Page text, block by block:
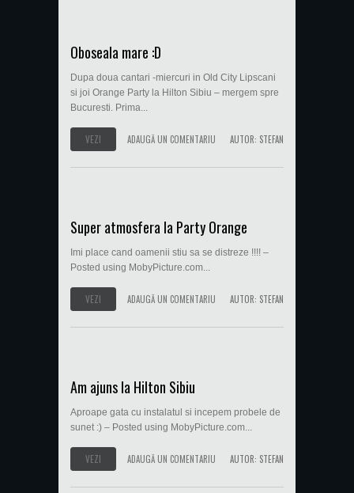
Oboseala mare :D
Dupa doua cantari -miercuri in Old City Lipscani
si joi Orange Party la Hilton Sibiu – mergem spre
Bucuresti. Prima...
VEZI ADAUGĂ UN COMENTARIU AUTOR: STEFAN
Super atmosfera la Party Orange
Imi place cand oamenii stiu sa se distreze !!!! –
Posted using MobyPicture.com...
VEZI ADAUGĂ UN COMENTARIU AUTOR: STEFAN
Am ajuns la Hilton Sibiu
Aproape gata cu instalatul si incepem probele de
sunet :) – Posted using MobyPicture.com...
VEZI ADAUGĂ UN COMENTARIU AUTOR: STEFAN